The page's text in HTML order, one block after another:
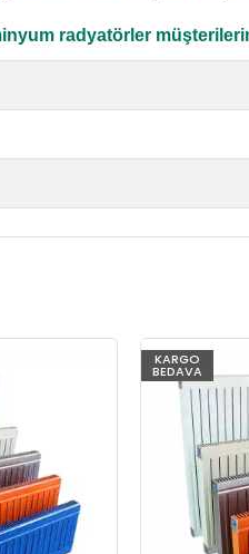
radyatörler
KARGO
BEDAVA